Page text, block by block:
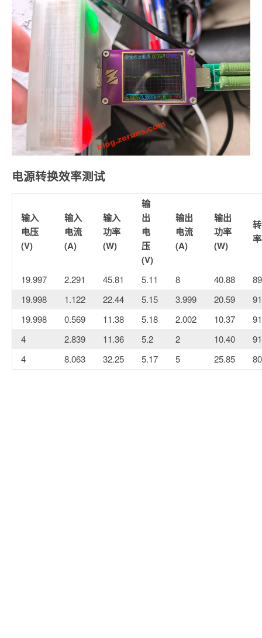
电源转换效率测试
输入
电压
(V)
输入
电流
(A)
输入
功率
(W)
输
出
电
压
(V)
输出
电流
(A)
输出
功率
(W)
19.997 2.291 45.81 5.11 8 40.88
19.998
1.122 22.44 5.15 3.999 20.59
19.998
0.569 11.38 5.18 2.002 10.37
4
2.839 11.36 5.2 2 10.40
4
8.063 32.25 5.17 5 25.85